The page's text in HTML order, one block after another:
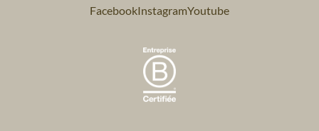
FacebookInstagramYoutube